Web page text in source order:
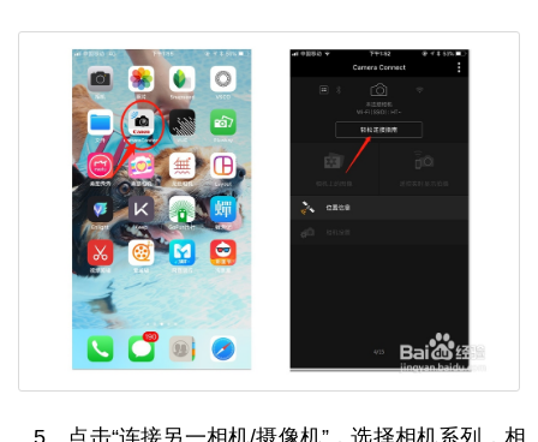
5、点击“连接另一相机/摄像机”，选择相机系列，相